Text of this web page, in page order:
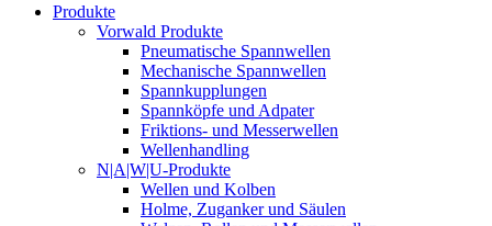
Produkte
Vorwald Produkte
Pneumatische Spannwellen
Mechanische Spannwellen
Spannkupplungen
Spannköpfe und Adpater
Friktions- und Messerwellen
Wellenhandling
N|A|W|U-Produkte
Wellen und Kolben
Holme, Zuganker und Säulen